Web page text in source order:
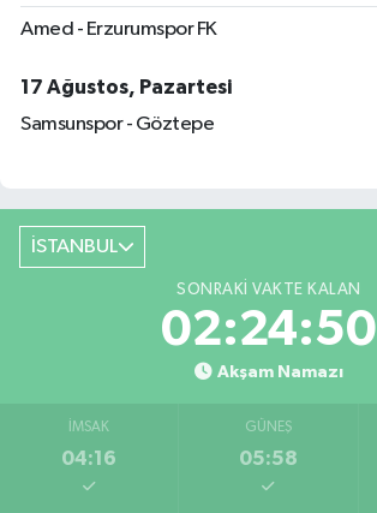
Amed - Erzurumspor FK
17 Ağustos, Pazartesi
Samsunspor - Göztepe
İSTANBUL
SONRAKI VAKTE KALAN
02:24:49
Akşam Namazı
İMSAK
04:16
GÜNEŞ
05:58